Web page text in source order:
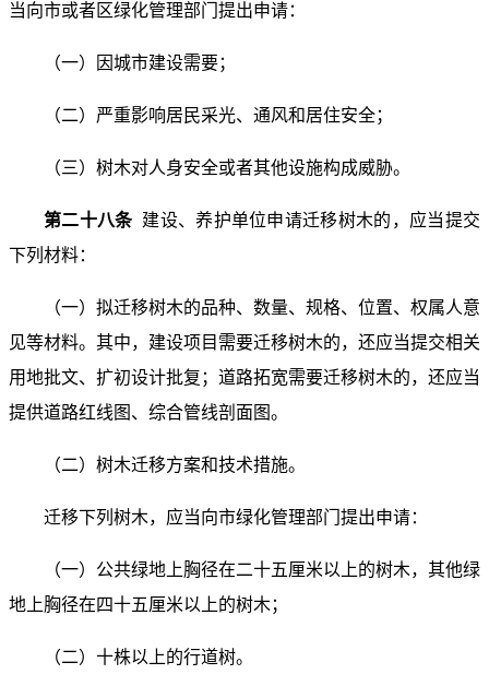
当向市或者区绿化管理部门提出申请：
（一）因城市建设需要；
（二）严重影响居民采光、通风和居住安全；
（三）树木对人身安全或者其他设施构成威胁。
第二十八条 建设、养护单位申请迁移树木的，应当提交
下列材料：
（一）拟迁移树木的品种、数量、规格、位置、权属人意
见等材料。其中，建设项目需要迁移树木的，还应当提交相关
用地批文、扩初设计批复；道路拓宽需要迁移树木的，还应当
提供道路红线图、综合管线剖面图。
（二）树木迁移方案和技术措施。
迁移下列树木，应当向市绿化管理部门提出申请：
（一）公共绿地上胸径在二十五厘米以上的树木，其他绿
地上胸径在四十五厘米以上的树木；
（二）十株以上的行道树。